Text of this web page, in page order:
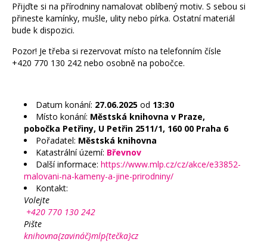
Přijďte si na přírodniny namalovat oblíbený motiv. S sebou si
přineste kamínky, mušle, ulity nebo pírka. Ostatní materiál
bude k dispozici.
Pozor! Je třeba si rezervovat místo na telefonním čísle
+420 770 130 242 nebo osobně na pobočce.
Datum konání: 27.06.2025 od 13:30
Místo konání: Městská knihovna v Praze,
pobočka Petřiny, U Petřin 2511/1, 160 00 Praha 6
Pořadatel: Městská knihovna
Katastrální území: Břevnov
Další informace: https://www.mlp.cz/cz/akce/e33852-
malovani-na-kameny-a-jine-prirodniny/
Kontakt:
Volejte
+420 770 130 242
Pište
knihovna{zavináč}mlp{tečka}cz